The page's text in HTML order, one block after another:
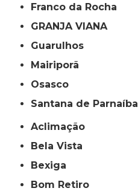
Franco da Rocha
GRANJA VIANA
Guarulhos
Mairiporã
Osasco
Santana de Parnaíba
Aclimação
Bela Vista
Bexiga
Bom Retiro